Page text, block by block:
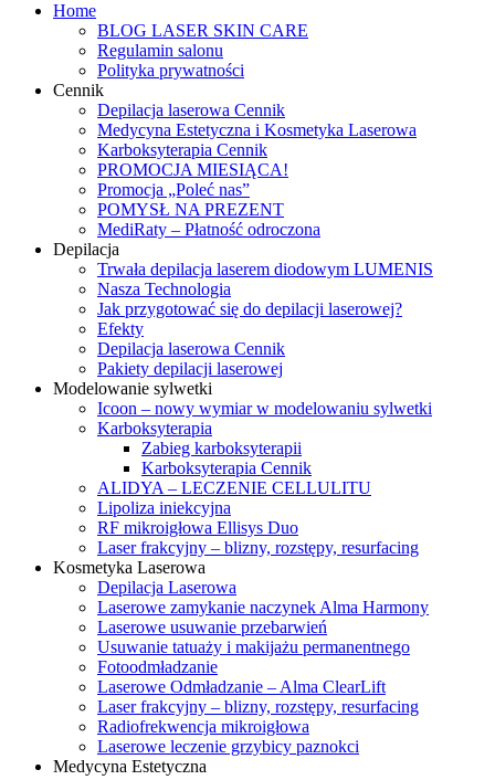
Home
BLOG LASER SKIN CARE
Regulamin salonu
Polityka prywatności
Cennik
Depilacja laserowa Cennik
Medycyna Estetyczna i Kosmetyka Laserowa
Karboksyterapia Cennik
PROMOCJA MIESIĄCA!
Promocja „Poleć nas”
POMYSŁ NA PREZENT
MediRaty – Płatność odroczona
Depilacja
Trwała depilacja laserem diodowym LUMENIS
Nasza Technologia
Jak przygotować się do depilacji laserowej?
Efekty
Depilacja laserowa Cennik
Pakiety depilacji laserowej
Modelowanie sylwetki
Icoon – nowy wymiar w modelowaniu sylwetki
Karboksyterapia
Zabieg karboksyterapii
Karboksyterapia Cennik
ALIDYA – LECZENIE CELLULITU
Lipoliza iniekcyjna
RF mikroigłowa Ellisys Duo
Laser frakcyjny – blizny, rozstępy, resurfacing
Kosmetyka Laserowa
Depilacja Laserowa
Laserowe zamykanie naczynek Alma Harmony
Laserowe usuwanie przebarwień
Usuwanie tatuaży i makijażu permanentnego
Fotoodmładzanie
Laserowe Odmładzanie – Alma ClearLift
Laser frakcyjny – blizny, rozstępy, resurfacing
Radiofrekwencja mikroigłowa
Laserowe leczenie grzybicy paznokci
Medycyna Estetyczna